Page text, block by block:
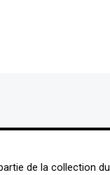
de la collection du